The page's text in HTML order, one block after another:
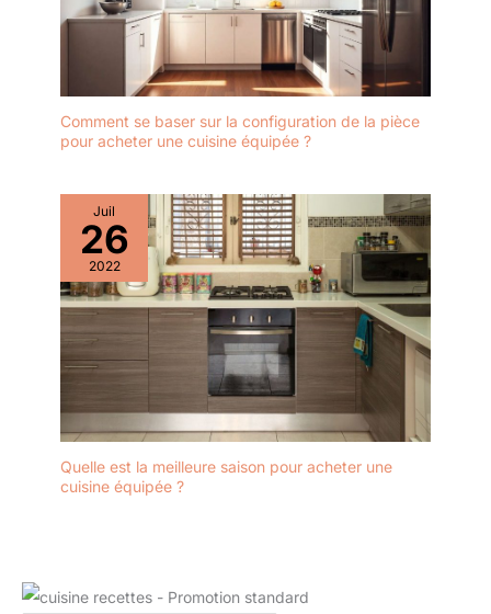
Comment se baser sur la configuration de la pièce
pour acheter une cuisine équipée ?
Juil
26
2022
Quelle est la meilleure saison pour acheter une
cuisine équipée ?